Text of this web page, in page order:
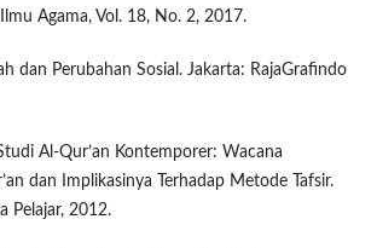
Agama, Vol. 18, No. 2, 2017.
dan Perubahan Sosial. Jakarta: RajaGrafindo
Al-Qur’an Kontemporer: Wacana
dan Implikasinya Terhadap Metode Tafsir.
Pelajar, 2012.